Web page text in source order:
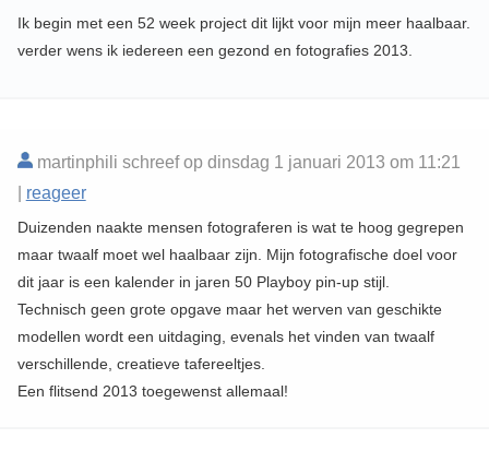
Ik begin met een 52 week project dit lijkt voor mijn meer haalbaar.
verder wens ik iedereen een gezond en fotografies 2013.
martinphili schreef op dinsdag 1 januari 2013 om 11:21
reageer
Duizenden naakte mensen fotograferen is wat te hoog gegrepen
maar twaalf moet wel haalbaar zijn. Mijn fotografische doel voor
dit jaar is een kalender in jaren 50 Playboy pin-up stijl.
Technisch geen grote opgave maar het werven van geschikte
modellen wordt een uitdaging, evenals het vinden van twaalf
verschillende, creatieve tafereeltjes.
Een flitsend 2013 toegewenst allemaal!